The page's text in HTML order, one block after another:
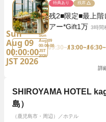
特典あり 残席
残2■限定■最上階
アー*Gift1万 3時間
Sun
Aug 09
00:00:00
JST 2026
Sun
Aug 09
00:00:00
JST
2026
09:30~13:00~16:30~
詳
SHIROYAMA HOTEL
島）
（鹿児島市・周辺）／ホテル